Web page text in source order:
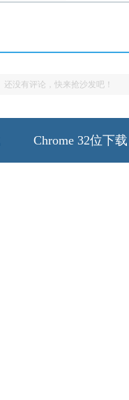
还没有评论，快来抢沙发吧！
Chrome 32位下载